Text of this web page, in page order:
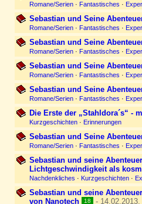
Romane/Serien · Fantastisches ·
Sebastian und Seine
Romane/Serien · Fantastisches ·
Sebastian und Seine
Romane/Serien · Fantastisches ·
Sebastian und Seine
Romane/Serien · Fantastisches ·
Sebastian und Seine
Romane/Serien · Fantastisches ·
Die Erste der „Stahldora´s“ -
Kurzgeschichten · Erinnerungen
Sebastian und Seine
Romane/Serien · Fantastisches ·
Sebastian und seine
Lichtgeschwindigkeit als
Nachdenkliches · Kurzgeschichten ·
Sebastian und seine
von Nanotech
18 -